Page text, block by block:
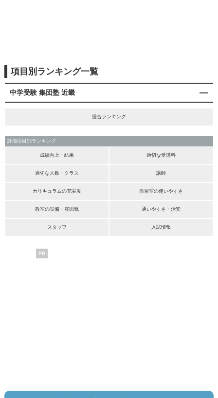
項目別ランキング一覧
中学受験 集団塾 近畿
総合ランキング
評価項目別ランキング
成績向上・結果 適切な受講料
適切な人数・クラス 講師
カリキュラムの充実度 自習室の使いやすさ
教室の設備・雰囲気 通いやすさ・治安
スタッフ 入試情報
PR